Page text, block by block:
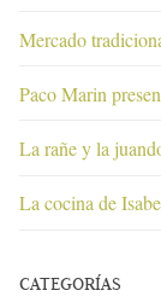
Mercado
Paco Marin
La rañe y la
La cocina de
CATEGORÍAS